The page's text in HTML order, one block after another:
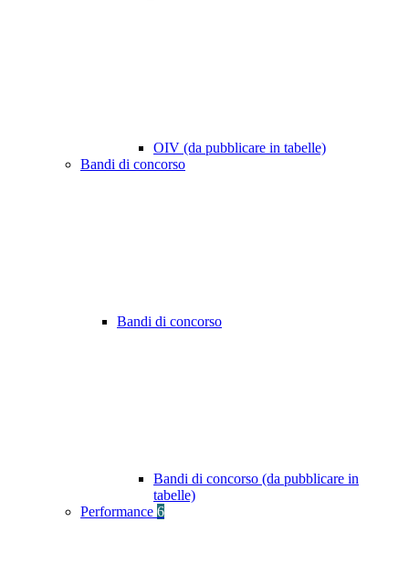
OIV (da pubblicare in tabelle)
Bandi di concorso
Bandi di concorso
Bandi di concorso (da pubblicare in
tabelle)
Performance 6